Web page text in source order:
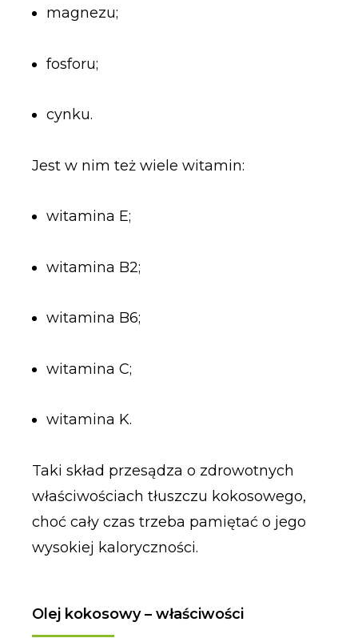
magnezu;
fosforu;
cynku.
Jest w nim też wiele witamin:
witamina E;
witamina B2;
witamina B6;
witamina C;
witamina K.
Taki skład przesądza o zdrowotnych
właściwościach tłuszczu kokosowego,
choć cały czas trzeba pamiętać o jego
wysokiej kaloryczności.
Olej kokosowy – właściwości